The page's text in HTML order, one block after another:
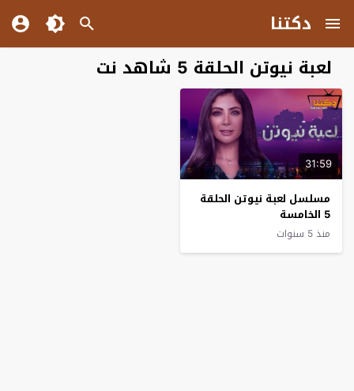
دكتنا
لعبة نيوتن الحلقة 5 شاهد نت
31:59
مسلسل لعبة نيوتن الحلقة
5 الخامسة
منذ 5 سنوات